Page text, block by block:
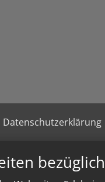
Datenschutzerklärung